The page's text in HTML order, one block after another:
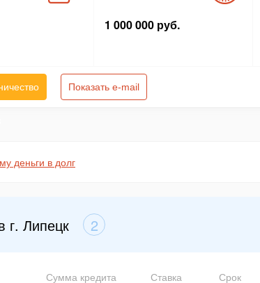
1 000 000 руб.
Показать e-mail
деньги в долг
г. Липецк 2
Сумма кредита Ставка Срок